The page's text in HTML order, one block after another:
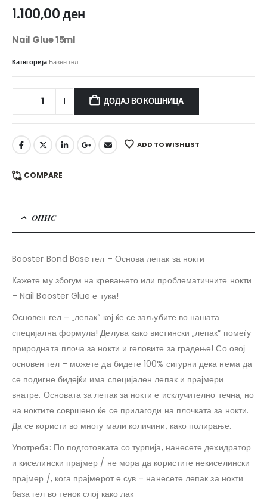
1.100,00ден
Nail Glue 15ml
КатегоријаБазен гел
ДОДАЈ ВО КОШНИЦА
ADD TO WISHLIST
COMPARE
ОПИС
Booster Bond Base гел – Основа лепак за нокти
Кажете му збогум на кревањето или проблематичните нокти
– Nail Booster Glue е тука!
Основен гел – „лепак“ кој ќе се заљубите во нашата
специјална формула! Делува како вистински „лепак“ помеѓу
природната плоча за нокти и геловите за градење! Со овој
основен гел – можете да бидете 100% сигурни дека нема да
се подигне бидејќи има специјален лепак и прајмери ​​
внатре. Основата за лепак за нокти е исклучително течна, но
на ноктите совршено ќе се прилагоди на плочката за нокти.
Да се ​​користи во многу мали количини, како полирање.
Употреба: По подготовката со турпија, нанесете дехидратор
и киселински прајмер / не мора да користите некиселински
прајмер /, кога прајмерот е сув – нанесете лепак за нокти
база гел во тенок слој како лак